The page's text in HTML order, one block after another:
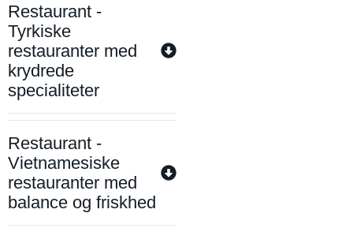
Restaurant -
Tyrkiske
restauranter med
krydrede
specialiteter
Restaurant -
Vietnamesiske
restauranter med
balance og friskhed